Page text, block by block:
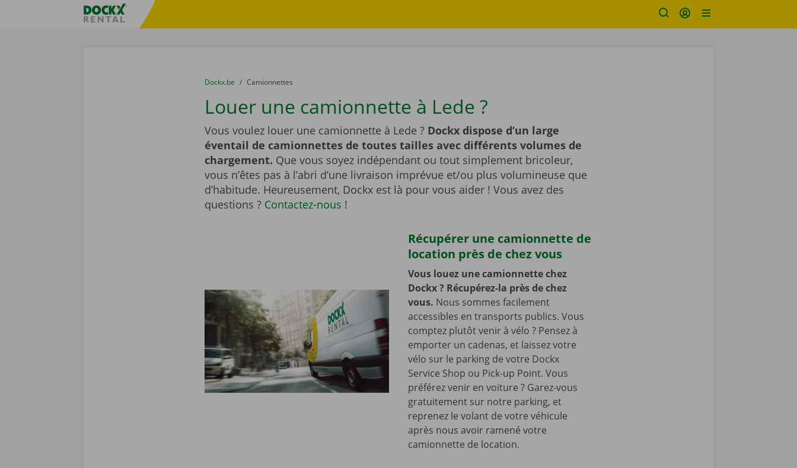
sitename
You are here:
du
Dockx.be to
Camionnettes
Louer une camionnette à Lede ?
Vous voulez louer une camionnette à Lede ? Dockx dispose d’un large
éventail de camionnettes de toutes tailles avec différents volumes de
chargement. Que vous soyez indépendant ou tout simplement bricoleur,
vous n’êtes pas à l’abri d’une livraison imprévue et/ou plus volumineuse que
d’habitude. Heureusement, Dockx est là pour vous aider ! Vous avez des
questions ? Contactez-nous !
Récupérer une camionnette de
location près de chez vous
Vous louez une camionnette chez
Dockx ? Récupérez-la près de chez
vous. Nous sommes facilement
accessibles en transports publics. Vous
comptez plutôt venir à vélo ? Pensez à
emporter un cadenas, et laissez votre
vélo sur le parking de votre Dockx
Service Shop ou Pick-up Point. Vous
préférez venir en voiture ? Garez-vous
gratuitement sur notre parking, et
reprenez le volant de votre véhicule
après nous avoir ramené votre
camionnette de location.